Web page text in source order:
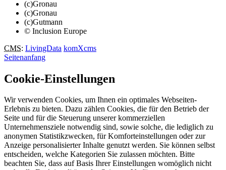
(c)Gronau
(c)Gronau
(c)Gutmann
© Inclusion Europe
CMS: LivingData komXcms
Seitenanfang
Cookie-Einstellungen
Wir verwenden Cookies, um Ihnen ein optimales Webseiten-
Erlebnis zu bieten. Dazu zählen Cookies, die für den Betrieb der
Seite und für die Steuerung unserer kommerziellen
Unternehmensziele notwendig sind, sowie solche, die lediglich zu
anonymen Statistikzwecken, für Komforteinstellungen oder zur
Anzeige personalisierter Inhalte genutzt werden. Sie können selbst
entscheiden, welche Kategorien Sie zulassen möchten. Bitte
beachten Sie, dass auf Basis Ihrer Einstellungen womöglich nicht